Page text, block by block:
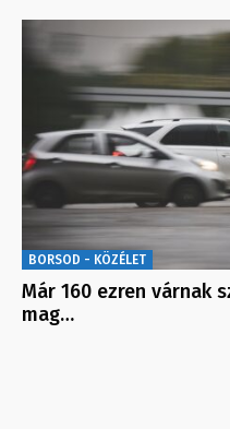
BORSOD - KÖZÉLET
Már 160 ezren várnak
mag…